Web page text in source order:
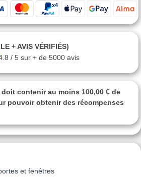
et fenêtres
+ AVIS VÉRIFIÉS)
/ 5 sur + de 5000 avis
doit contenir au moins 100,00 € de
pouvoir obtenir des récompenses